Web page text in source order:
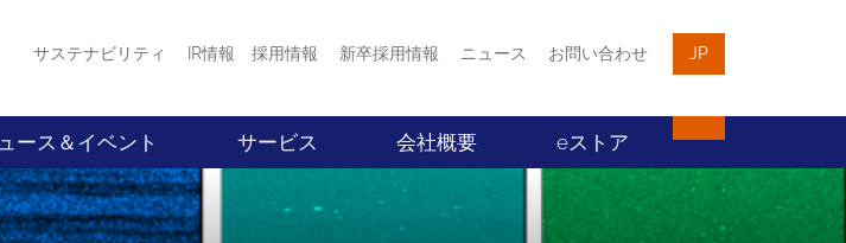
サステナビリティ IR情報 採用情報 新卒採用情報 ニュース お問い合わせ JP
ース＆イベント サービス 会社概要 eストア